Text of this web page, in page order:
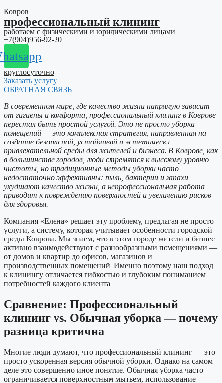
Ковров
профессиональный клининг
работаем с физическими и юридическими лицами
+7(904)956-92-20
круглосуточно
Заказать услугу
ОБРАТНАЯ СВЯЗЬ
В современном мире, где качество жизни напрямую зависит
от гигиены и комфорта, профессиональный клининг в Коврове
перестал быть простой услугой. Это не просто уборка
помещений — это комплексная стратегия, направленная на
создание безопасной, устойчивой и эстетически
привлекательной среды для жителей и бизнеса. В Коврове, как
в большинстве городов, люди стремятся к высокому уровню
чистоты, но традиционные методы уборки часто
недостаточно эффективны: пыль, бактерии и запахи
ухудшают качество жизни, а непрофессиональная работа
приводит к повреждению поверхностей и увеличению рисков
для здоровья.
Компания «Елена» решает эту проблему, предлагая не просто
услуги, а систему, которая учитывает особенности городской
среды Коврова. Мы знаем, что в этом городе жители и бизнес
активно взаимодействуют с разнообразными помещениями —
от домов и квартир до офисов, магазинов и
производственных помещений. Именно поэтому наш подход
к клинингу отличается гибкостью и глубоким пониманием
потребностей каждого клиента.
Сравнение: Профессиональный
клининг vs. Обычная уборка — почему
разница критична
Многие люди думают, что профессиональный клининг — это
просто ускоренная версия обычной уборки. Однако на самом
деле это совершенно иное понятие. Обычная уборка часто
ограничивается поверхностным мытьем, использование